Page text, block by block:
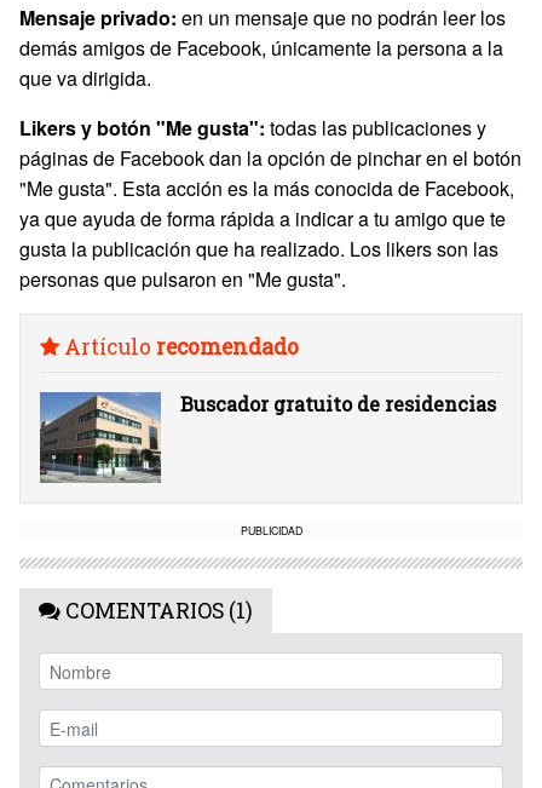
Mensaje privado: en un mensaje que no podrán leer los
demás amigos de Facebook, únicamente la persona a la
que va dirigida.
Likers y botón "Me gusta": todas las publicaciones y
páginas de Facebook dan la opción de pinchar en el botón
"Me gusta". Esta acción es la más conocida de Facebook,
ya que ayuda de forma rápida a indicar a tu amigo que te
gusta la publicación que ha realizado. Los likers son las
personas que pulsaron en "Me gusta".
Artículo recomendado
Buscador gratuito de residencias
PUBLICIDAD
COMENTARIOS (1)